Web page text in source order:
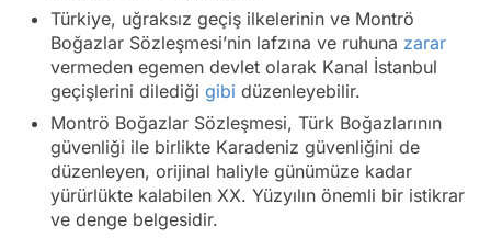
Türkiye, uğraksız geçiş ilkelerinin ve Montrö
Boğazlar Sözleşmesi’nin lafzına ve ruhuna zarar
vermeden egemen devlet olarak Kanal İstanbul
geçişlerini dilediği gibi düzenleyebilir.
Montrö Boğazlar Sözleşmesi, Türk Boğazlarının
güvenliği ile birlikte Karadeniz güvenliğini de
düzenleyen, orijinal haliyle günümüze kadar
yürürlükte kalabilen XX. Yüzyılın önemli bir istikrar
ve denge belgesidir.